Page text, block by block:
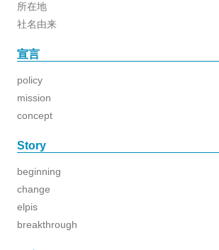
所在地
社名由来
宣言
policy
mission
concept
Story
beginning
change
elpis
breakthrough